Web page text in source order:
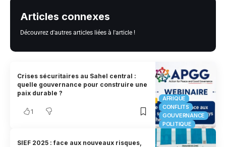
Articles connexes
Découvrez d'autres articles liées à l'article !
AFRIQUE
CONFLITS
GOUVERNANCE
POLITIQUE
Crises sécuritaires au Sahel central :
quelle gouvernance pour construire une
paix durable ?
1
SIEF 2025 : face aux nouveaux risques,